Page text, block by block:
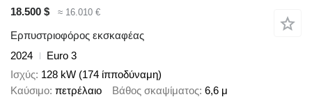
18.500 $
≈ 16.010 €
Ερπυστριοφόρος εκσκαφέας
2024
Euro 3
Ισχύς 128 kW (174 ίπποδύναμη)
Καύσιμο πετρέλαιο Βάθος σκαψίματος 6,6 μ